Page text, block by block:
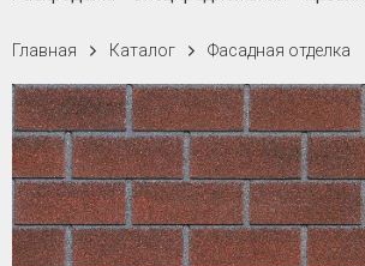
Главная Каталог Фасадная отделка